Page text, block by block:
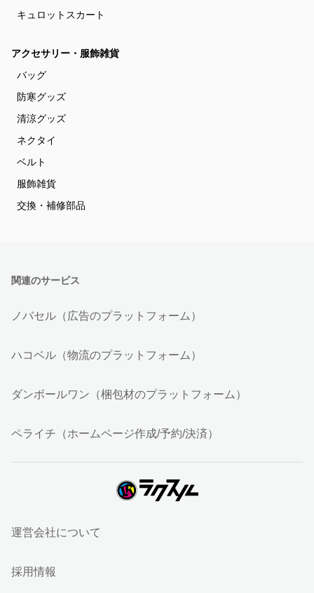
キュロットスカート
アクセサリー・服飾雑貨
バッグ
防寒グッズ
清涼グッズ
ネクタイ
ベルト
服飾雑貨
交換・補修部品
関連のサービス
ノバセル（広告のプラットフォーム）
ハコベル（物流のプラットフォーム）
ダンボールワン（梱包材のプラットフォーム）
ペライチ（ホームページ作成/予約/決済）
運営会社について
採用情報